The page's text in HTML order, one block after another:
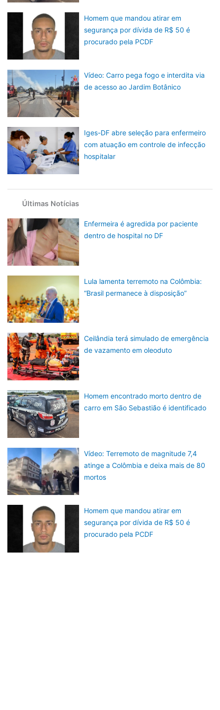
Homem que mandou atirar em
segurança por dívida de R$ 50 é
procurado pela PCDF
Vídeo: Carro pega fogo e interdita via
de acesso ao Jardim Botânico
Iges-DF abre seleção para enfermeiro
com atuação em controle de infecção
hospitalar
Últimas Notícias
Enfermeira é agredida por paciente
dentro de hospital no DF
Lula lamenta terremoto na Colômbia:
“Brasil permanece à disposição”
Ceilândia terá simulado de emergência
de vazamento em oleoduto
Homem encontrado morto dentro de
carro em São Sebastião é identificado
Vídeo: Terremoto de magnitude 7,4
atinge a Colômbia e deixa mais de 80
mortos
Homem que mandou atirar em
segurança por dívida de R$ 50 é
procurado pela PCDF